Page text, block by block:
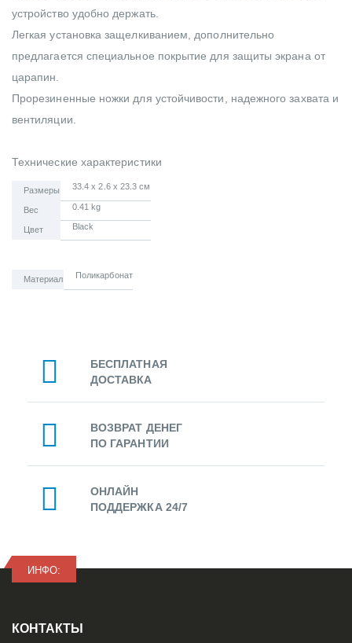
устройство удобно держать.
Легкая установка защелкиванием, дополнительно
предлагается специальное покрытие для защиты экрана от
царапин.
Прорезиненные ножки для устойчивости, надежного захвата и
вентиляции.
Технические характеристики
Размеры 33.4 x 2.6 x 23.3 см
Вес 0.41 kg
Цвет Black
Материал Поликарбонат
БЕСПЛАТНАЯ
ДОСТАВКА
ВОЗВРАТ ДЕНЕГ
ПО ГАРАНТИИ
ОНЛАЙН
ПОДДЕРЖКА 24/7
ИНФО:
КОНТАКТЫ